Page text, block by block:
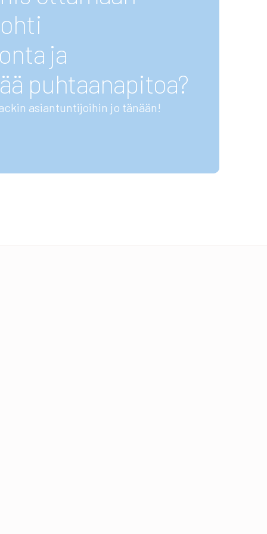
ja
puhtaanapitoa?
asiantuntijoihin jo tänään!